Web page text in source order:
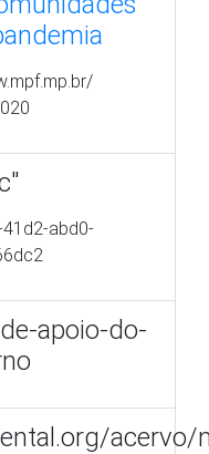
apoio-do-
no-
19
União
de covid e
entre